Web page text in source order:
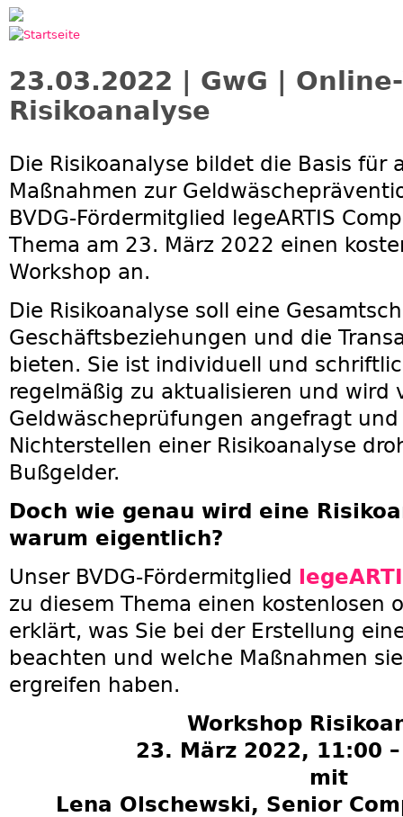
Jump to navigation
23.03.2022 | GwG |
Risikoanalyse
Die Risikoanalyse bildet die Basis für
Maßnahmen zur
BVDG-Fördermitglied legeARTIS
Thema am 23. März 2022 einen
Workshop an.
Die Risikoanalyse soll eine
Geschäftsbeziehungen und die
bieten. Sie ist individuell und
regelmäßig zu aktualisieren und wird
Geldwäscheprüfungen angefragt
Nichterstellen einer Risikoanalyse
Bußgelder.
Doch wie genau wird eine
warum eigentlich?
Unser BVDG-Fördermitglied
zu diesem Thema einen kostenlosen
erklärt, was Sie bei der Erstellung
beachten und welche Maßnahmen
ergreifen haben.
Workshop
23. März 2022, 11:00
mit
Lena Olschewski, Senior